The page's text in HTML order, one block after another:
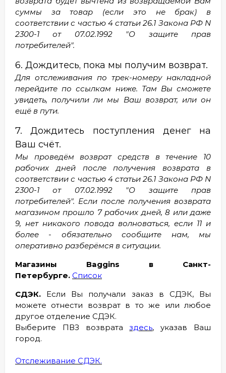
суммы за товар (если это не брак) в
соответствии с частью 4 статьи 26.1 Закона РФ N
2300-1 от 07.02.1992 "О защите прав
потребителей".
6. Дождитесь, пока мы получим возврат.
Для отслеживания по трек-номеру накладной
перейдите по ссылкам ниже. Там Вы сможете
увидеть, получили ли мы Ваш возврат, или он
ещё в пути.
7. Дождитесь поступления денег на
Ваш счёт.
Мы проведём возврат средств в течение 10
рабочих дней после получения возврата в
соответствии с частью 4 статьи 26.1 Закона РФ N
2300-1 от 07.02.1992 "О защите прав
потребителей". Если после получения возврата
магазином прошло 7 рабочих дней, 8 или даже
9, нет никакого повода волноваться, если 11 и
более - обязательно сообщите нам, мы
оперативно разберёмся в ситуации.
Магазины Baggins в Санкт-
Петербурге. Список
СДЭК. Если Вы получали заказ в СДЭК, Вы
можете отнести возврат в то же или любое
другое отделение СДЭК.
Выберите ПВЗ возвратаздесь, указав Ваш
город.
Отслеживание СДЭК.